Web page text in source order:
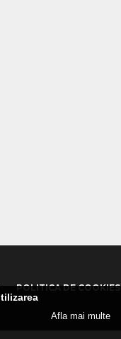
POLITICA DE COOKIES
Afla mai multe